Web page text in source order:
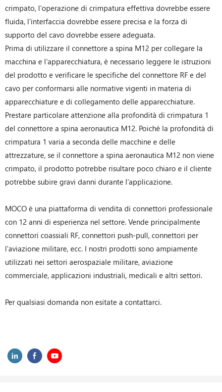
crimpato, l'operazione di crimpatura effettiva dovrebbe essere
fluida, l'interfaccia dovrebbe essere precisa e la forza di
supporto del cavo dovrebbe essere adeguata.
Prima di utilizzare il connettore a spina M12 per collegare la
macchina e l'apparecchiatura, è necessario leggere le istruzioni
del prodotto e verificare le specifiche del connettore RF e del
cavo per conformarsi alle normative vigenti in materia di
apparecchiature e di collegamento delle apparecchiature.
Prestare particolare attenzione alla profondità di crimpatura 1
del connettore a spina aeronautica M12. Poiché la profondità di
crimpatura 1 varia a seconda delle macchine e delle
attrezzature, se il connettore a spina aeronautica M12 non viene
crimpato, il prodotto potrebbe risultare poco chiaro e il cliente
potrebbe subire gravi danni durante l'applicazione.
MOCO è una piattaforma di vendita di connettori professionale
con 12 anni di esperienza nel settore. Vende principalmente
connettori coassiali RF, connettori push-pull, connettori per
l'aviazione militare, ecc. I nostri prodotti sono ampiamente
utilizzati nei settori aerospaziale militare, aviazione
commerciale, applicazioni industriali, medicali e altri settori.
Per qualsiasi domanda non esitate a contattarci.